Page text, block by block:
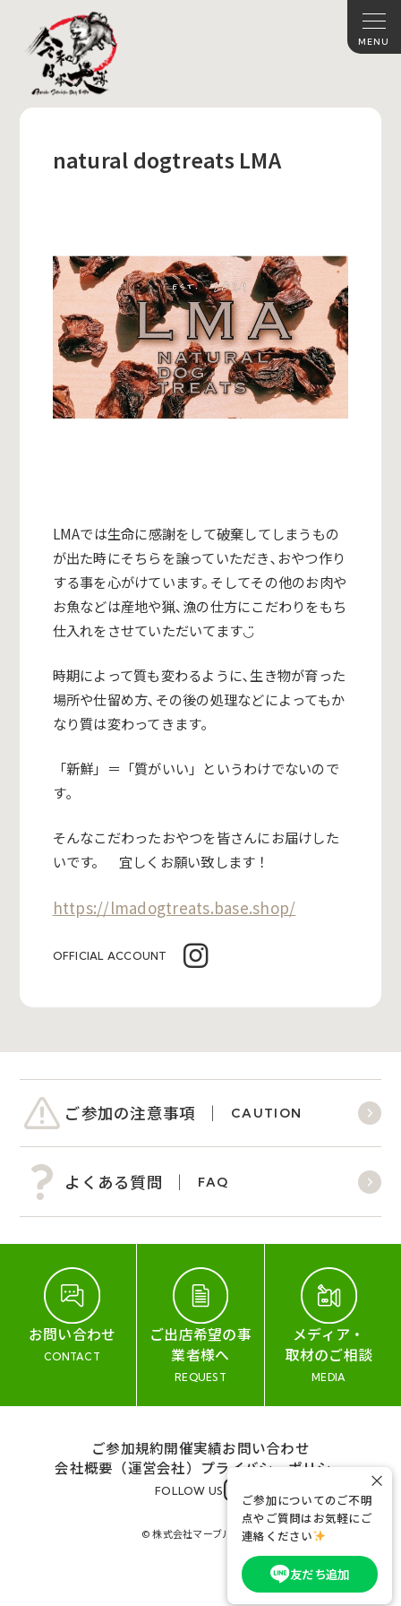
natural dogtreats LMA
LMAでは生命に感謝をして破棄してしまうもの
が出た時にそちらを譲っていただき､おやつ作り
する事を心がけています｡ そしてその他のお肉や
お魚などは産地や猟､ 漁の仕方にこだわりをもち
仕入れをさせていただいてます◡̈
時期によって質も変わるように､生き物が育った
場所や仕留め方､ その後の処理などによってもか
なり質は変わってきます｡
「新鮮」＝「質がいい」というわけでないので
す｡
そんなこだわったおやつを皆さんにお届けした
いです。 宜しくお願い致します！
https://lmadogtreats.base.shop/
OFFICIAL ACCOUNT
ご参加の注意事項 CAUTION
よくある質問 FAQ
お問い合わせ
CONTACT
ご出店希望の事
業者様へ
REQUEST
メディア・
取材のご相談
MEDIA
ご参加規約開催実績お問い合わせ
会社概要（運営会社） プライバシーポリシー
FOLLOW US
© 株式会社マーブル&コー
ご参加についてのご不明
点やご質問はお気軽にご
連絡ください
友だち追加
×